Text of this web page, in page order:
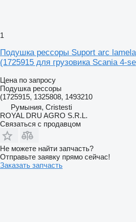
1
Подушка рессоры Suport arc
(1725915 для грузовика Scania 4-
Цена по запросу
Подушка рессоры
(1725915, 1325808, 1493210
Румыния, Cristesti
ROYAL DRU AGRO S.R.L.
Связаться с продавцом
Не можете найти запчасть?
Отправьте заявку прямо сейчас!
Заказать запчасть